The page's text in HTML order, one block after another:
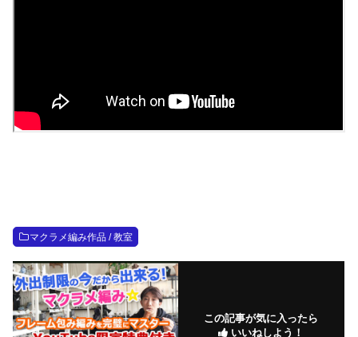
マクラメ編み作品 / 教室
この記事が気に入ったら
いいねしよう！